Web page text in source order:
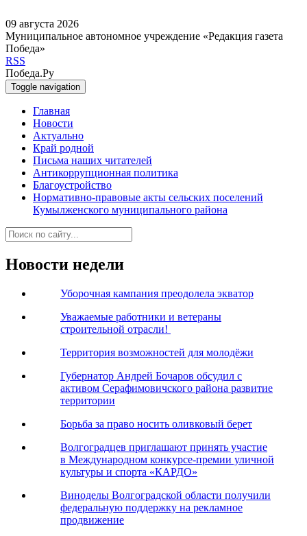
09 августа 2026
Муниципальное автономное учреждение «Редакция газета
Победа»
RSS
Победа.Ру
Toggle navigation
Главная
Новости
Актуально
Край родной
Письма наших читателей
Антикоррупционная политика
Благоустройство
Нормативно-правовые акты сельских поселений
Кумылженского муниципального района
Новости недели
Уборочная кампания преодолела экватор
Уважаемые работники и ветераны
строительной отрасли!
Территория возможностей для молодёжи
Губернатор Андрей Бочаров обсудил с
активом Серафимовичского района развитие
территории
Борьба за право носить оливковый берет
Волгоградцев приглашают принять участие
в Международном конкурсе-премии уличной
культуры и спорта «КАРДО»
Виноделы Волгоградской области получили
федеральную поддержку на рекламное
продвижение